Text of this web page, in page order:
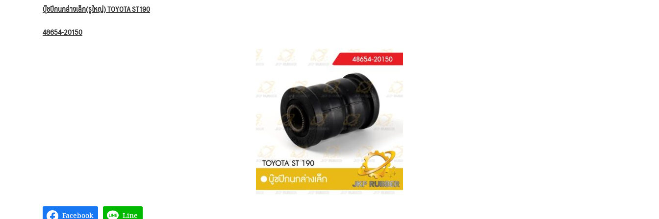
บุ๊ชปีกนกล่างเล็ก(รูใหญ่) TOYOTA ST190
48654-20150
Facebook Line